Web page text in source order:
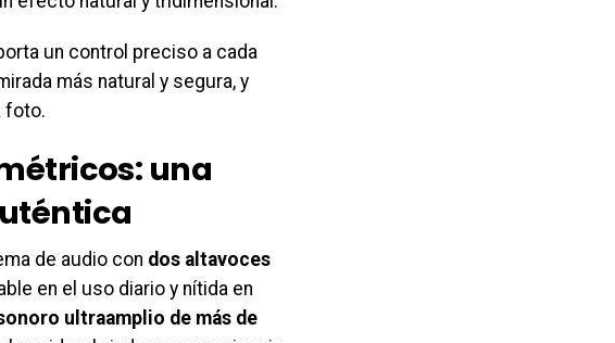
un control preciso a cada
más natural y segura, y
foto.
una
de audio con dos altavoces
en el uso diario y nítida en
ultraamplio de más de